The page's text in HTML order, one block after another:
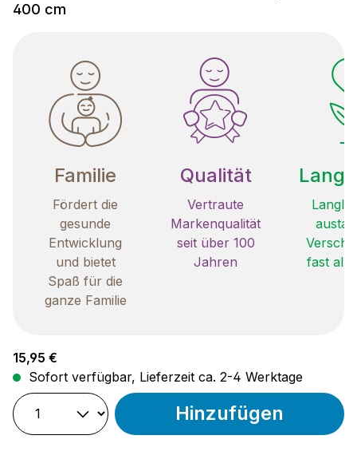
400 cm
Familie
Fördert die
gesunde
Entwicklung
und bietet
Spaß für die
ganze Familie
Qualität
Vertraute
Markenqualität
seit über 100
Jahren
fast
Regulärer Preis:
15,95 €
Sofort verfügbar, Lieferzeit ca. 2-4 Werktage
Hinzufügen